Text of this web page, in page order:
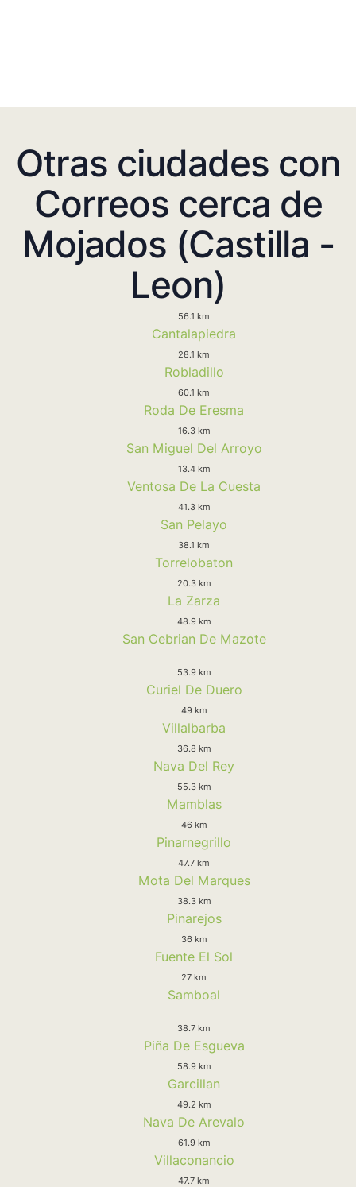
Otras ciudades con
Correos cerca de
Mojados (Castilla -
Leon)
56.1 km
Cantalapiedra
28.1 km
Robladillo
60.1 km
Roda De Eresma
16.3 km
San Miguel Del Arroyo
13.4 km
Ventosa De La Cuesta
41.3 km
San Pelayo
38.1 km
Torrelobaton
20.3 km
La Zarza
48.9 km
San Cebrian De Mazote
53.9 km
Curiel De Duero
49 km
Villalbarba
36.8 km
Nava Del Rey
55.3 km
Mamblas
46 km
Pinarnegrillo
47.7 km
Mota Del Marques
38.3 km
Pinarejos
36 km
Fuente El Sol
27 km
Samboal
38.7 km
Piña De Esgueva
58.9 km
Garcillan
49.2 km
Nava De Arevalo
61.9 km
Villaconancio
47.7 km